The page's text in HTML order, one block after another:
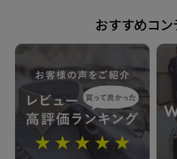
この商品に対するお
おすすめコ